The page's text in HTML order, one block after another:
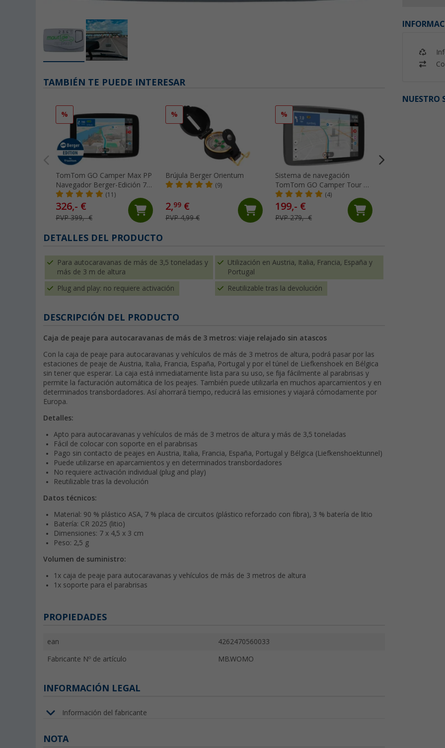
NUESTRO
TAMBIÉN TE PUEDE INTERESAR
%
TomTom GO Camper Max PP
Navegador Berger-Edición 7
pulgadas
(11)
326,- €
PVP 399,- €
%
Brújula Berger Orientum
(9)
2,99 €
PVP 4,99 €
%
Sistema de navegación
TomTom GO Camper Tour de
2ª generación
(4)
199,- €
PVP 279,- €
DETALLES DEL PRODUCTO
Para autocaravanas de más de 3,5 toneladas y
más de 3 m de altura
Utilización en Austria, Italia, Francia, España y
Portugal
Plug and play: no requiere activación Reutilizable tras la devolución
DESCRIPCIÓN DEL PRODUCTO
Caja de peaje para autocaravanas de más de 3 metros: viaje relajado sin atascos
Con la caja de peaje para autocaravanas y vehículos de más de 3 metros de altura, podrá pasar por las
estaciones de peaje de Austria, Italia, Francia, España, Portugal y por el túnel de Liefkenshoek en Bélgica
sin tener que esperar. La caja está inmediatamente lista para su uso, se fija fácilmente al parabrisas y
permite la facturación automática de los peajes. También puede utilizarla en muchos aparcamientos y en
determinados transbordadores. Así ahorrará tiempo, reducirá las emisiones y viajará cómodamente por
Europa.
Detalles:
Apto para autocaravanas y vehículos de más de 3 metros de altura y más de 3,5 toneladas
Fácil de colocar con soporte en el parabrisas
Pago sin contacto de peajes en Austria, Italia, Francia, España, Portugal y Bélgica (Liefkenshoektunnel)
Puede utilizarse en aparcamientos y en determinados transbordadores
No requiere activación individual (plug and play)
Reutilizable tras la devolución
Datos técnicos:
Material: 90 % plástico ASA, 7 % placa de circuitos (plástico reforzado con fibra), 3 % batería de litio
Batería: CR 2025 (litio)
Dimensiones: 7 x 4,5 x 3 cm
Peso: 2,5 g
Volumen de suministro:
1x caja de peaje para autocaravanas y vehículos de más de 3 metros de altura
1x soporte para el parabrisas
PROPIEDADES
ean 4262470560033
Fabricante Nº de artículo MB.WOMO
INFORMACIÓN LEGAL
Información del fabricante
NOTA